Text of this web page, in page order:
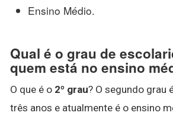
Ensino Médio.
Qual é o grau de
quem está no ensino
O que é o 2º grau? O segundo grau
três anos e atualmente é o ensino